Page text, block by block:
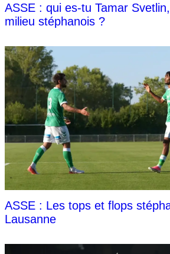
ASSE : qui es-tu Tamar
milieu stéphanois ?
ASSE : Les tops et flops
Lausanne